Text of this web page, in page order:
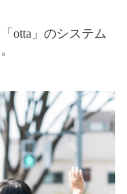
otta 」のシステム